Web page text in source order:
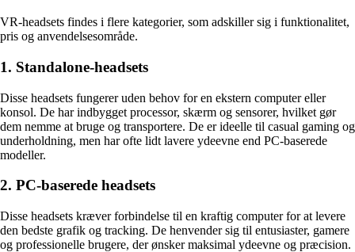
VR-headsets findes i flere kategorier, som adskiller sig i funktionalitet,
pris og anvendelsesområde.
1. Standalone-headsets
Disse headsets fungerer uden behov for en ekstern computer eller
konsol. De har indbygget processor, skærm og sensorer, hvilket gør
dem nemme at bruge og transportere. De er ideelle til casual gaming og
underholdning, men har ofte lidt lavere ydeevne end PC-baserede
modeller.
2. PC-baserede headsets
Disse headsets kræver forbindelse til en kraftig computer for at levere
den bedste grafik og tracking. De henvender sig til entusiaster, gamere
og professionelle brugere, der ønsker maksimal ydeevne og præcision.